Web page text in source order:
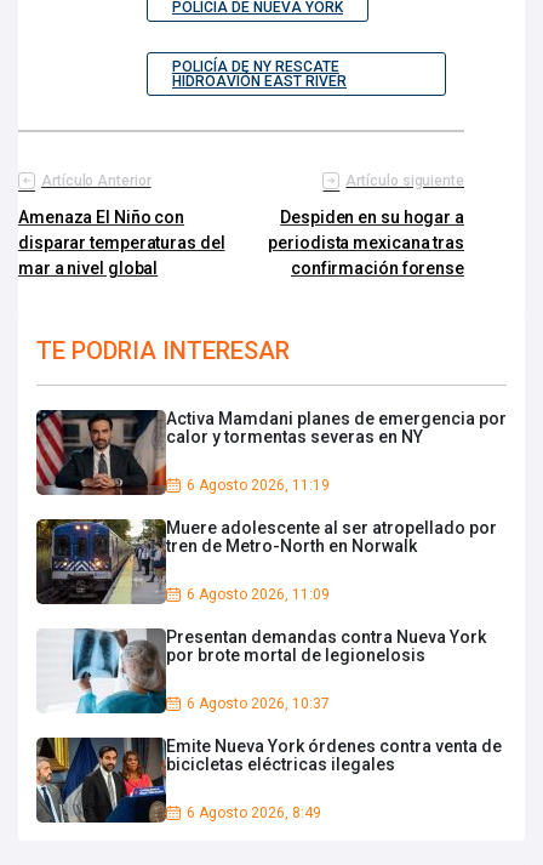
POLICÍA DE NUEVA YORK
POLICÍA DE NY RESCATE
HIDROAVIÓN EAST RIVER
Artículo Anterior
Amenaza El Niño con
disparar temperaturas del
mar a nivel global
Artículo siguiente
Despiden en su hogar a
periodista mexicana tras
confirmación forense
TE PODRIA INTERESAR
Activa Mamdani planes de emergencia por
calor y tormentas severas en NY
6 Agosto 2026, 11:19
Muere adolescente al ser atropellado por
tren de Metro-North en Norwalk
6 Agosto 2026, 11:09
Presentan demandas contra Nueva York
por brote mortal de legionelosis
6 Agosto 2026, 10:37
Emite Nueva York órdenes contra venta de
bicicletas eléctricas ilegales
6 Agosto 2026, 8:49